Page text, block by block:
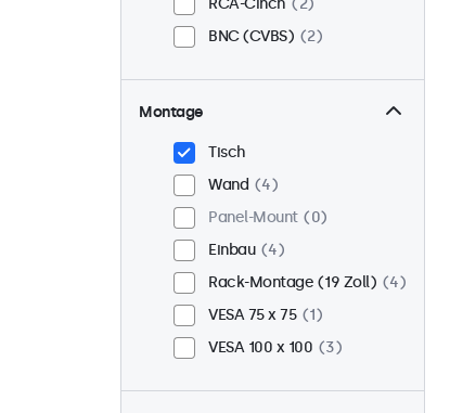
RCA-Cinch
2
BNC (CVBS)
2
Montage
Tisch
Wand
4
Panel-Mount
0
Einbau
4
Rack-Montage (19 Zoll)
4
VESA 75 x 75
1
VESA 100 x 100
3